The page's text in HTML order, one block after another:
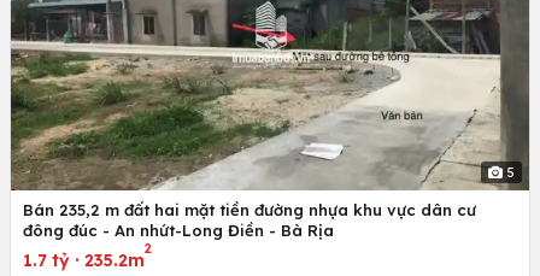
5
Bán 235,2 m đất hai mặt tiền đường nhựa khu vực dân cư
đông đúc - An nhứt-Long Điền - Bà Rịa
1.7 tỷ · 235.2m
2